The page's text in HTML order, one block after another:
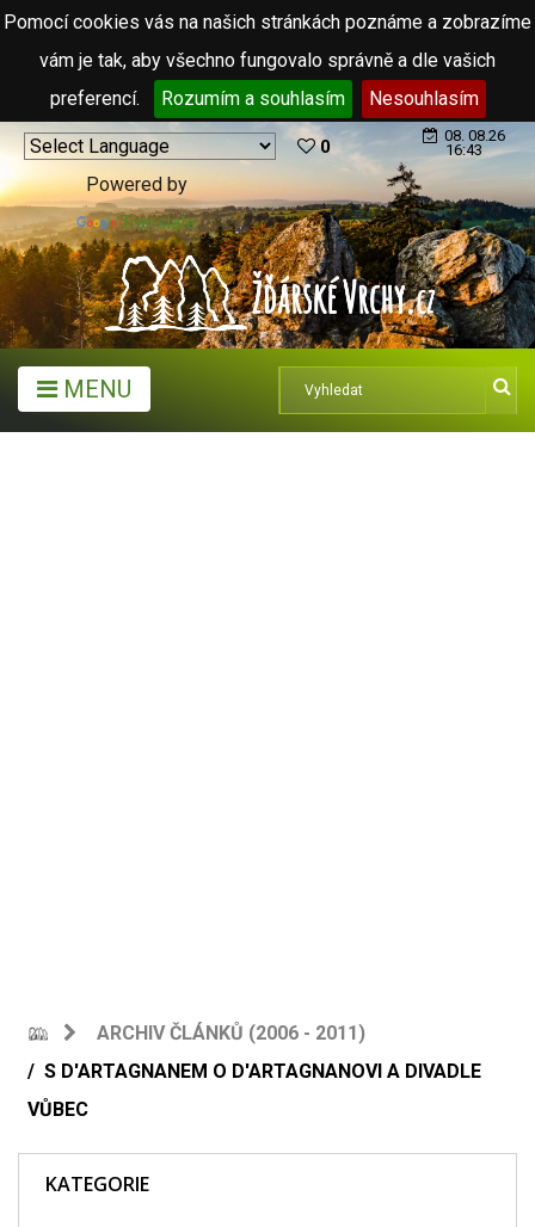
Pomocí cookies vás na našich stránkách poznáme a zobrazíme
vám je tak, aby všechno fungovalo správně a dle vašich
preferencí.
Rozumím a souhlasím Nesouhlasím
Powered by
Translate
0
08. 08.26
16:43
MENU
ARCHIV ČLÁNKŮ (2006 - 2011)
S D'ARTAGNANEM O D'ARTAGNANOVI A DIVADLE
VŮBEC
KATEGORIE